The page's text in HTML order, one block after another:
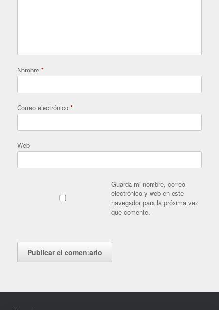
Nombre *
Correo electrónico *
Web
Guarda mi nombre, correo
electrónico y web en este
navegador para la próxima vez
que comente.